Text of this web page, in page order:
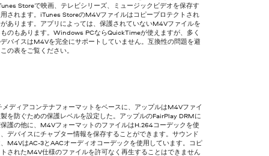
Storeで映画、テレビシリーズ、ミュージックビデオを保存す
されます。iTunes StoreのM4Vファイルはコピープロテクトされ
あります。アプリによっては、保護されていないM4Vファイルを
のもあります。Windows PCならQuickTimeが使えますが、多く
バイスはM4Vを完全にサポートしていません。互換性の問題を避
の表をご覧ください。
ディアコンテナフォーマットをベースに、アップルはM4Vファイ
を防ぐための保護レベルを設定した。アップルのFairPlay DRMに
護の他に、M4VフォーマットのファイルはH.264コーデックを使
デバイスにチャプター情報を保存することができます。サウンド
M4VはAC-3とAACオーディオコーデックを使用しています。コピ
されたM4V仕様のファイルを許可なく再生することはできません